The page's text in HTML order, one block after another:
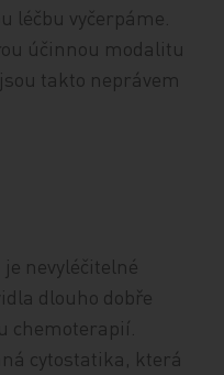
léčbu vyčerpáme.
účinnou modalitu
takto neprávem
nevyléčitelné
dlouho dobře
chemoterapií.
cytostatika, která